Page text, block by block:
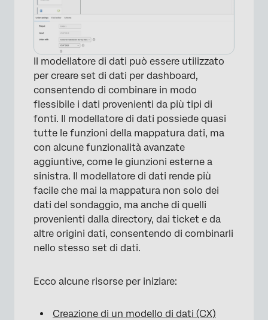
Il modellatore di dati può essere utilizzato
per creare set di dati per dashboard,
consentendo di combinare in modo
flessibile i dati provenienti da più tipi di
fonti. Il modellatore di dati possiede quasi
tutte le funzioni della mappatura dati, ma
con alcune funzionalità avanzate
aggiuntive, come le giunzioni esterne a
sinistra. Il modellatore di dati rende più
facile che mai la mappatura non solo dei
dati del sondaggio, ma anche di quelli
provenienti dalla directory, dai ticket e da
altre origini dati, consentendo di combinarli
nello stesso set di dati.
Ecco alcune risorse per iniziare:
Creazione di un modello di dati (CX)